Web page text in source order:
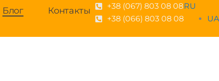
Блог Контакты
+38 (067) 803 08 08
+38 (066) 803 08 08
RU
UA